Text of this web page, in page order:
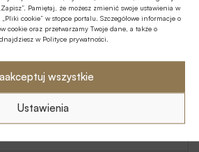
Pamiętaj, że możesz zmienić swoje ustawienia w
cookie” w stopce portalu. Szczegółowe informacje o
cookie oraz przetwarzamy Twoje dane, a także o
w Polityce prywatności.
wszystkie
Ustawienia
Holiday Inn
Centrum,